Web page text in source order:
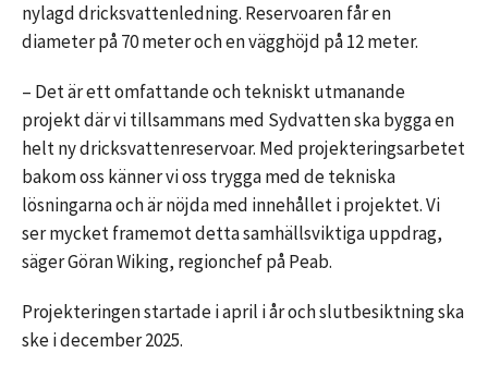
nylagd dricksvattenledning. Reservoaren får en
diameter på 70 meter och en vägghöjd på 12 meter.
– Det är ett omfattande och tekniskt utmanande
projekt där vi tillsammans med Sydvatten ska bygga en
helt ny dricksvattenreservoar. Med projekteringsarbetet
bakom oss känner vi oss trygga med de tekniska
lösningarna och är nöjda med innehållet i projektet. Vi
ser mycket framemot detta samhällsviktiga uppdrag,
säger Göran Wiking, regionchef på Peab.
Projekteringen startade i april i år och slutbesiktning ska
ske i december 2025.